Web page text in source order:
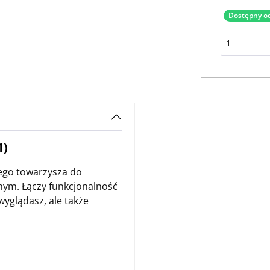
Dostępny
towarzysza do
Łączy funkcjonalność
ale także